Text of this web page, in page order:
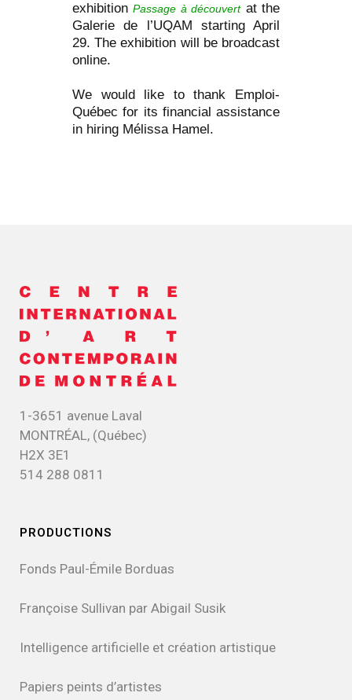
exhibitionPassage à découvertat the
Galerie de l’UQAM starting April
29. The exhibition will be broadcast
online.
We would like to thank Emploi-
Québec for its financial assistance
in hiring Mélissa Hamel.
1-3651 avenue Laval
MONTRÉAL, (Québec)
H2X 3E1
514 288 0811
PRODUCTIONS
Fonds Paul-Émile Borduas
Françoise Sullivan par Abigail Susik
Intelligence artificielle et création artistique
Papiers peints d’artistes